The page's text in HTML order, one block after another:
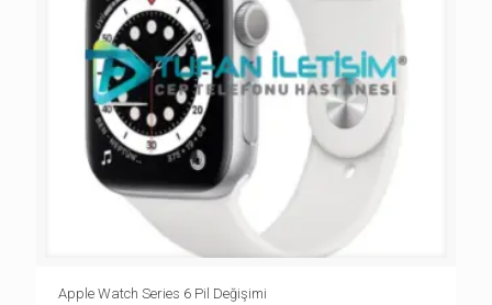
Apple Watch Series 6 Pil Değişimi